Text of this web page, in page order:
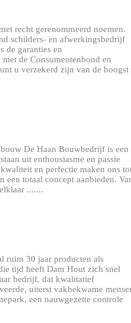
recht gerenommeerd noemen.
schilders- en afwerkingsbedrijf
de garanties en
de Consumentenbond en
u verzekerd zijn van de hoogst
De Haan Bouwbedrijf is een
uit enthousiasme en passie
en perfectie maken ons
totaal concept aanbieden.
.......
ruim 30 jaar producten als
tijd heeft Dam Hout zich snel
bedrijf, dat kwalitatief
uiterst vakbekwame
een nauwgezette controle